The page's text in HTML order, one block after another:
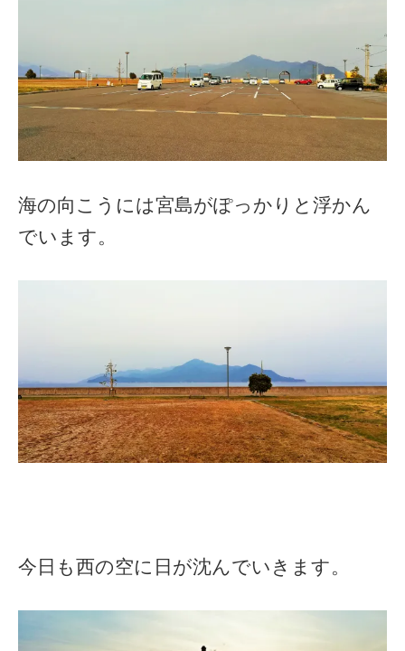
海の向こうには宮島がぽっかりと浮かん
でいます。
今日も西の空に日が沈んでいきます。